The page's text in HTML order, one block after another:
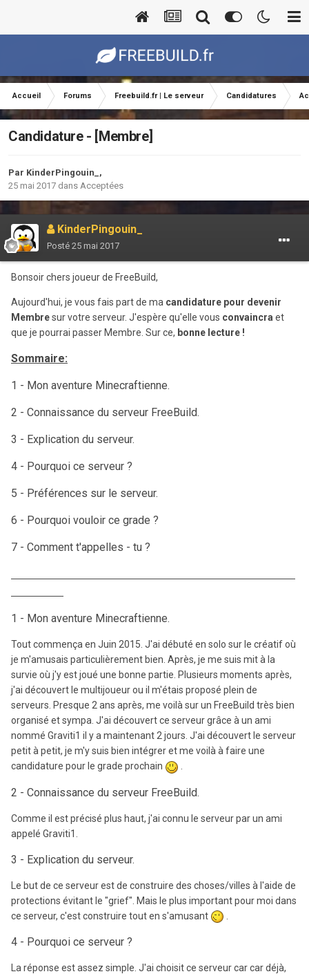
Accueil Forums Freebuild.fr | Le serveur Candidatures
Candidature - [Membre]
Par KinderPingouin_ ,
25 mai 2017 dans Acceptées
KinderPingouin_
Posté 25 mai 2017
Bonsoir chers joueur de FreeBuild,
Aujourd'hui, je vous fais part de ma candidature pour devenir
Membresur votre serveur. J'espère qu'elle vous convaincra et
que je pourrai passer Membre. Sur ce, bonne lecture !
Sommaire:
1 - Mon aventure Minecraftienne.
2 - Connaissance du serveur FreeBuild.
3 - Explication du serveur.
4 - Pourquoi ce serveur ?
5 - Préférences sur le serveur.
6 - Pourquoi vouloir ce grade ?
7 - Comment t'appelles - tu ?
1 - Mon aventure Minecraftienne.
Tout commença en Juin 2015. J'ai débuté en solo sur le créatif où
je m'amusais particulièrement bien. Après, je me suis mit à la
survie où j'y est joué une bonne partie. Plusieurs moments après,
j'ai découvert le multijoueur ou il m'étais proposé plein de
serveurs. Presque 2 ans après, me voilà sur un FreeBuild très bien
organisé et sympa. J'ai découvert ce serveur grâce à un ami
nommé Graviti1 il y a maintenant 2 jours. J'ai découvert le serveur
petit à petit, je m'y suis bien intégrer et me voilà à faire une
candidature pour le grade prochain
.
2 - Connaissance du serveur FreeBuild.
Comme il est précisé plus haut, j'ai connu le serveur par un ami
appelé Graviti1.
3 - Explication du serveur.
Le but de ce serveur est de construire des choses/villes à l'aide de
protections évitant le "grief". Mais le plus important pour moi dans
ce serveur, c'est construire tout en s'amusant
4 - Pourquoi ce serveur ?
La réponse est assez simple. J'ai choisit ce serveur car car déjà,